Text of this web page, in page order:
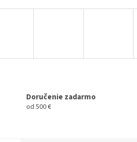
Doručenie zadarmo
od 500 €